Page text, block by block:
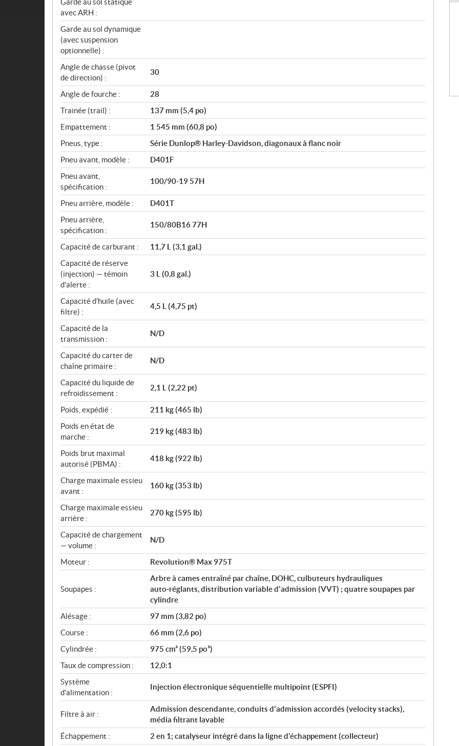
avec ARH :
Garde au sol dynamique
(avec suspension
optionnelle) :
Angle de chasse (pivot
de direction) :
30
Angle de fourche :
28
Trainée (trail) :
137 mm (5,4 po)
Empattement :
1 545 mm (60,8 po)
Pneus, type :
Série Dunlop® Harley-Davidson, diagonaux à flanc noir
Pneu avant, modèle :
D401F
Pneu avant,
spécification :
100/90-19 57H
Pneu arrière, modèle :
D401T
Pneu arrière,
spécification :
150/80B16 77H
Capacité de carburant :
11,7 L (3,1 gal.)
Capacité de réserve
(injection) — témoin
d'alerte :
3 L (0,8 gal.)
Capacité d'huile (avec
filtre) :
4,5 L (4,75 pt)
Capacité de la
transmission :
N/D
Capacité du carter de
chaîne primaire :
N/D
Capacité du liquide de
refroidissement :
2,1 L (2,22 pt)
Poids, expédié :
211 kg (465 lb)
Poids en état de
marche :
219 kg (483 lb)
Poids brut maximal
autorisé (PBMA) :
418 kg (922 lb)
Charge maximale essieu
avant :
160 kg (353 lb)
Charge maximale essieu
arrière :
270 kg (595 lb)
Capacité de chargement
— volume :
N/D
Moteur : Revolution® Max 975T
Soupapes :
Arbre à cames entraîné par chaîne, DOHC, culbuteurs hydrauliques
auto‑réglants, distribution variable d'admission (VVT) ; quatre soupapes par
cylindre
Alésage :
97 mm (3,82 po)
Course :
66 mm (2,6 po)
Cylindrée :
975 cm³ (59,5 po³)
Taux de compression :
12,0:1
Système
d'alimentation :
Injection électronique séquentielle multipoint (ESPFI)
Filtre à air :
Admission descendante, conduits d'admission accordés (velocity stacks),
média filtrant lavable
Échappement :
2 en 1; catalyseur intégré dans la ligne d'échappement (collecteur)